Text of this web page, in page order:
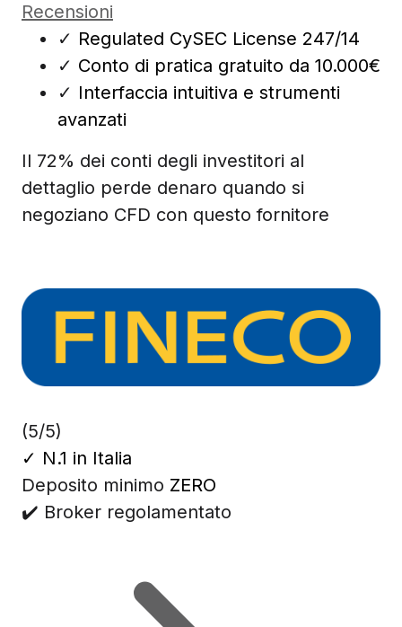
Recensioni
✓ Regulated CySEC License 247/14
✓ Conto di pratica gratuito da 10.000€
✓ Interfaccia intuitiva e strumenti
avanzati
Il 72% dei conti degli investitori al
dettaglio perde denaro quando si
negoziano CFD con questo fornitore
(5/5)
✓ N.1 in Italia
Deposito minimo ZERO
✔️ Broker regolamentato